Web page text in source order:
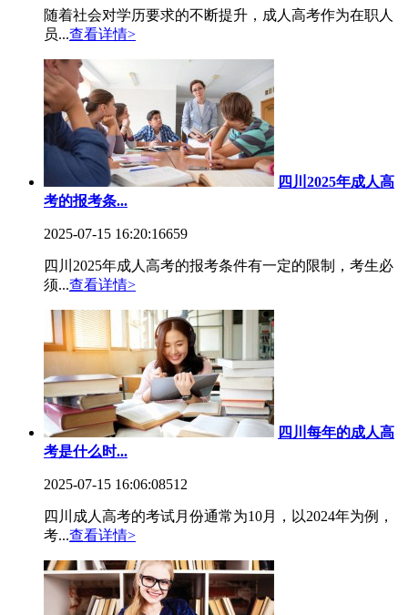
随着社会对学历要求的不断提升，成人高考作为在职人
员...查看详情>
四川2025年成人高
考的报考条...
2025-07-15 16:20:16659
四川2025年成人高考的报考条件有一定的限制，考生必
须...查看详情>
四川每年的成人高
考是什么时...
2025-07-15 16:06:08512
四川成人高考的考试月份通常为10月，以2024年为例，
考...查看详情>